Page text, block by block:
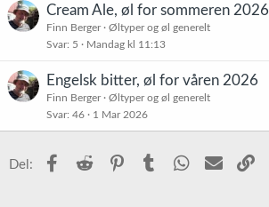
Cream Ale, øl for sommeren 2026
Finn Berger
Øltyper og øl generelt
Svar 5 Mandag kl 11:13
Engelsk bitter, øl for våren 2026
Finn Berger
Øltyper og øl generelt
Svar 46 1 Mar 2026
Del: Facebook
Reddit PinterestTumblr WhatsApp
E-post